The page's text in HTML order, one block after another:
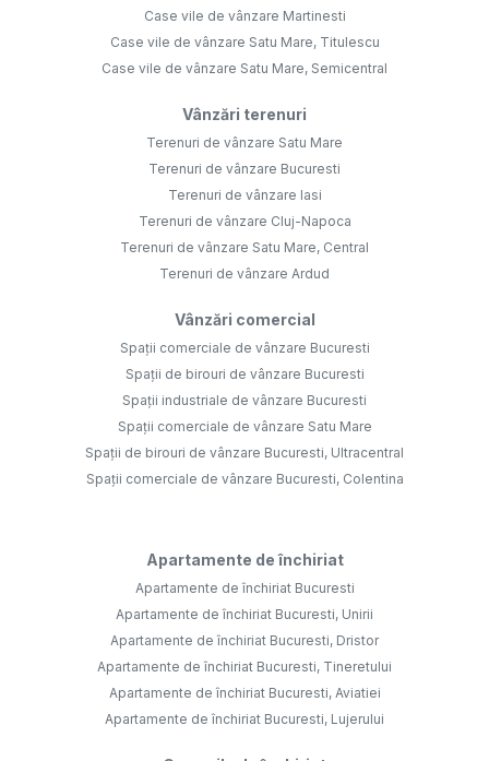
Case vile de vânzare Martinesti
Case vile de vânzare Satu Mare, Titulescu
Case vile de vânzare Satu Mare, Semicentral
Vânzări terenuri
Terenuri de vânzare Satu Mare
Terenuri de vânzare Bucuresti
Terenuri de vânzare Iasi
Terenuri de vânzare Cluj-Napoca
Terenuri de vânzare Satu Mare, Central
Terenuri de vânzare Ardud
Vânzări comercial
Spații comerciale de vânzare Bucuresti
Spații de birouri de vânzare Bucuresti
Spații industriale de vânzare Bucuresti
Spații comerciale de vânzare Satu Mare
Spații de birouri de vânzare Bucuresti, Ultracentral
Spații comerciale de vânzare Bucuresti, Colentina
Apartamente de închiriat
Apartamente de închiriat Bucuresti
Apartamente de închiriat Bucuresti, Unirii
Apartamente de închiriat Bucuresti, Dristor
Apartamente de închiriat Bucuresti, Tineretului
Apartamente de închiriat Bucuresti, Aviatiei
Apartamente de închiriat Bucuresti, Lujerului